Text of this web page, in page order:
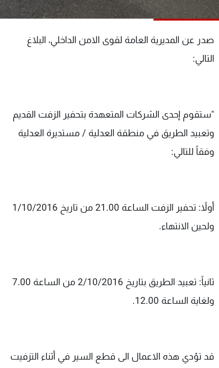
صدر عن المديرية العامة لقوى الامن الداخلي، البلاغ
التالي:
"ستقوم إحدى الشركات المتعهدة بتحفير الزفت القديم
وتعبيد الطريق في منطقة العدلية / مستديرة العدلية
وفقاً للتالي:
أولاً: تحفير الزفت الساعة 21.00 من تاريخ 1/10/2016
ولحين الانتهاء.
ثانياً: تعبيد الطريق بتاريخ 2/10/2016 من الساعة 7.00
ولغاية الساعة 12.00.
قد تؤدي هذه الاعمال الى قطع السير في أثناء التزفيت
شاهد البرامج
عن MTV
الإنـتـاج